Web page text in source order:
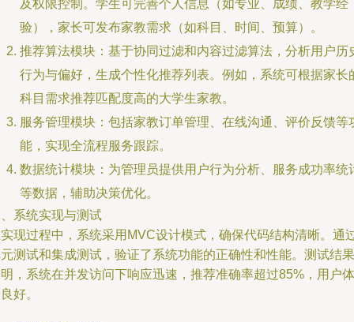
及权限控制。学生可完善个人信息（如专业、成绩、教学经
验），家长可发布家教需求（如科目、时间、预算）。
推荐算法模块：基于协同过滤和内容过滤算法，分析用户历
行为与偏好，生成个性化推荐列表。例如，系统可根据家长
科目需求推荐匹配度高的大学生家教。
服务管理模块：包括家教订单管理、在线沟通、评价反馈等
能，实现全流程服务跟踪。
数据统计模块：为管理员提供用户行为分析、服务成功率统
等数据，辅助决策优化。
系统实现与测试
现过程中，系统采用MVC设计模式，确保代码结构清晰。通
测试和集成测试，验证了系统功能的正确性和性能。测试结果
，系统在并发访问下响应迅速，推荐准确率超过85%，用户体
好。